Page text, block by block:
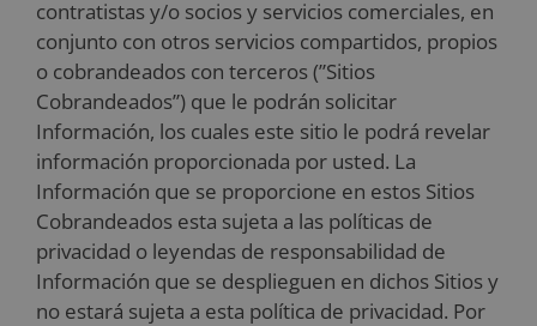
contratistas y/o socios y servicios comerciales, en
conjunto con otros servicios compartidos, propios
o cobrandeados con terceros (”Sitios
Cobrandeados”) que le podrán solicitar
Información, los cuales este sitio le podrá revelar
información proporcionada por usted. La
Información que se proporcione en estos Sitios
Cobrandeados esta sujeta a las políticas de
privacidad o leyendas de responsabilidad de
Información que se desplieguen en dichos Sitios y
no estará sujeta a esta política de privacidad. Por